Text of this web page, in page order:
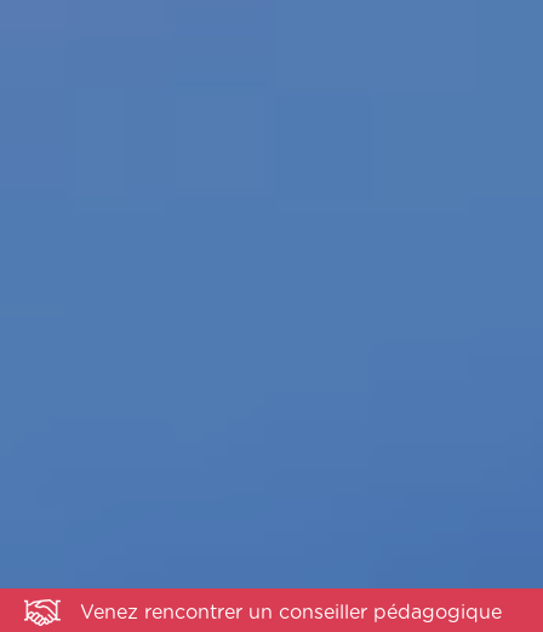
Venez rencontrer un conseiller pédagogique